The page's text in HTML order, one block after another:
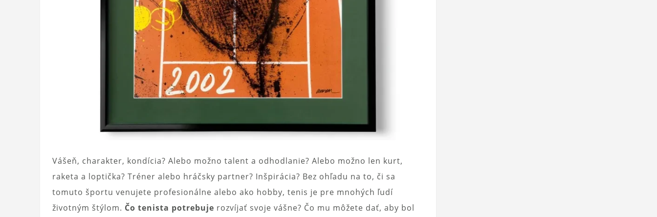
Vášeň, charakter, kondícia? Alebo možno talent a odhodlanie? Alebo možno len kurt,
raketa a loptička? Tréner alebo hráčsky partner? Inšpirácia? Bez ohľadu na to, či sa
tomuto športu venujete profesionálne alebo ako hobby, tenis je pre mnohých ľudí
životným štýlom. Čo tenista potrebuje rozvíjať svoje vášne? Čo mu môžete dať, aby bol